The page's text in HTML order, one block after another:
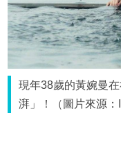
現年38歲的黃婉曼
湃」！（圖片來源：